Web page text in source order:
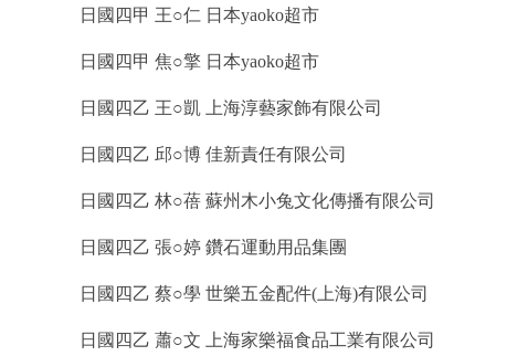
日國四甲 王○仁 日本yaoko超市
日國四甲 焦○擎 日本yaoko超市
日國四乙 王○凱 上海淳藝家飾有限公司
日國四乙 邱○博 佳新責任有限公司
日國四乙 林○蓓 蘇州木小兔文化傳播有限公司
日國四乙 張○婷 鑽石運動用品集團
日國四乙 蔡○學 世樂五金配件(上海)有限公司
日國四乙 蕭○文 上海家樂福食品工業有限公司